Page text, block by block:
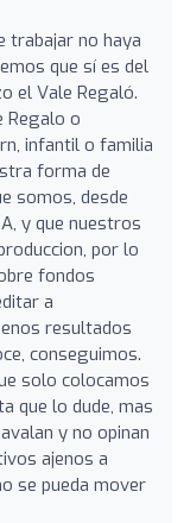
trabajar no haya
que sí es del
el Vale Regaló.
Regalo o
infantil o familia
forma de
somos, desde
y que nuestros
por lo
fondos
a
resultados
conseguimos.
solo colocamos
que lo dude, mas
y no opinan
ajenos a
se pueda mover